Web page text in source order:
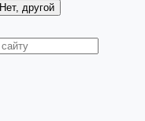
Нет, другой